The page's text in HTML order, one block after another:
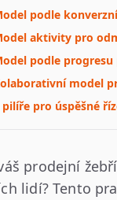
podle
aktivity pro
podle
model
pilíře pro úspěšné
prodejní
lidí? Tento